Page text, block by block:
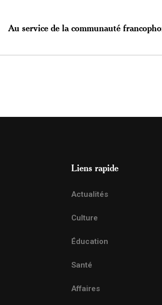
Au service de la communauté
Liens rapide
Actualités
Culture
Éducation
Santé
Affaires